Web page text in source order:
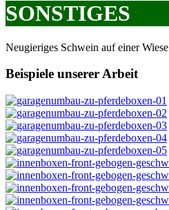
SONSTIGES
Neugieriges Schwein auf einer Wiese
Beispiele unserer Arbeit